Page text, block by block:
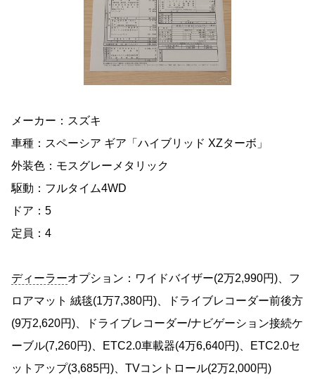
メーカー：スズキ
車種：スペーシア ギア「ハイブリッド XZターボ」
外装色：モスグレーメタリック
駆動：フルタイム4WD
ドア：5
定員：4
ディーラーオプション：ワイドバイザー(2万2,990円)、フ
ロアマット 絨毯(1万7,380円)、ドライブレコーダー前後方
(9万2,620円)、ドライブレコーダー/ナビゲーション接続ケ
ーブル(7,260円)、ETC2.0車載器(4万6,640円)、ETC2.0セ
ットアップ(3,685円)、TVコントロール(2万2,000円)